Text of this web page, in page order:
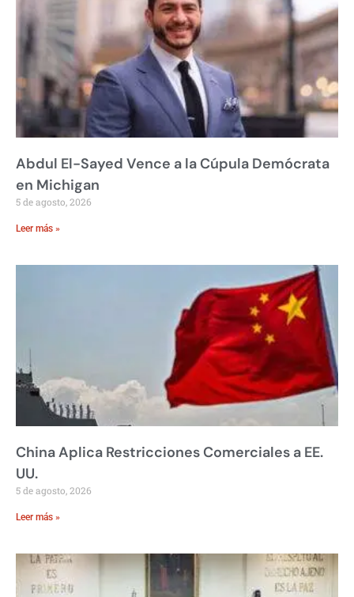
Abdul El-Sayed Vence a la Cúpula Demócrata
en Michigan
5 de agosto, 2026
Leer más »
China Aplica Restricciones Comerciales a EE.
UU.
5 de agosto, 2026
Leer más »